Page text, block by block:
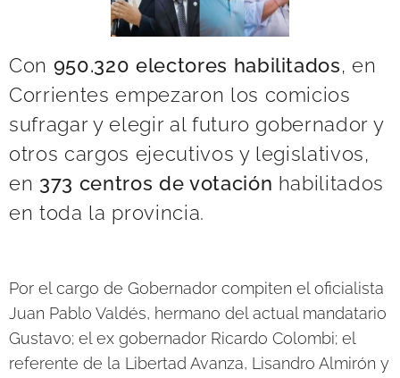
Con 950.320 electores habilitados, en
Corrientes empezaron los comicios
sufragar y elegir al futuro gobernador y
otros cargos ejecutivos y legislativos,
en 373 centros de votación habilitados
en toda la provincia.
Por el cargo de Gobernador compiten el oficialista
Juan Pablo Valdés, hermano del actual mandatario
Gustavo; el ex gobernador Ricardo Colombi; el
referente de la Libertad Avanza, Lisandro Almirón y